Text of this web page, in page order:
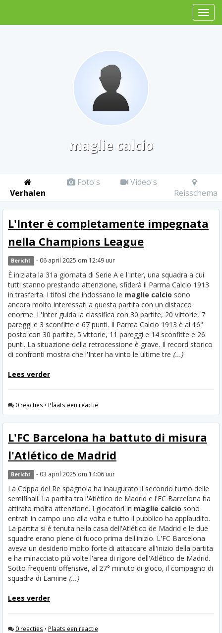
maglie calcio
Verhalen
Foto's
Video's
Reisschema
L'Inter è completamente impegnata
nella Champions League
Bericht - 06 april 2025 om 12:49 uur
È iniziata la 31a giornata di Serie A e l'Inter, una squadra a cui
tutti stanno prestando attenzione, sfiderà il Parma Calcio 1913
in trasferta. I tifosi che indossano le maglie calcio sono
ancora molto interessati a questa partita con un distacco
enorme. L'Inter guida la classifica con 30 partite, 20 vittorie, 7
pareggi e 3 sconfitte e 67 punti. Il Parma Calcio 1913 è al 16°
posto con 30 partite, 5 vittorie, 11 pareggi e 14 sconfitte e 26
punti. La situazione della retrocessione è grave. Il record storico
di confronti mostra che l'Inter ha vinto le ultime tre (...)
Lees verder
0 reacties • Plaats een reactie
L'FC Barcelona ha battuto di misura
l'Atlético de Madrid
Bericht - 03 april 2025 om 14:06 uur
La Coppa del Re spagnola ha inaugurato il secondo turno delle
semifinali. La partita tra l'Atlético de Madrid e l'FC Barcelona ha
attirato molta attenzione. I giocatori in maglie calcio sono
entrati in campo uno alla volta e tutto il pubblico ha applaudito.
La partita si è tenuta nella casa dell'Atlético de Madrid e le due
squadre erano piene di fuoco prima dell'inizio. L'FC Barcelona
aveva un desiderio molto forte di attaccare all'inizio della partita
e ha minacciato più volte l'area di rigore dell'Atlético de Madrid.
Sotto frequenti offensive, al 27° minuto di gioco, il compagno di
squadra di Lamine (...)
Lees verder
0 reacties • Plaats een reactie